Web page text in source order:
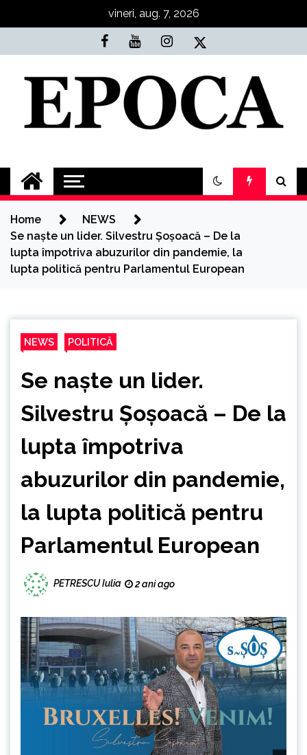
vineri, aug. 7, 2026
Epoca
Cele mai noi știri online din România
Home
NEWS
Se naște un lider. Silvestru Șoșoacă – De la
lupta împotriva abuzurilor din pandemie, la
lupta politică pentru Parlamentul European
NEWS POLITICĂ
Se naște un lider.
Silvestru Șoșoacă – De la
lupta împotriva
abuzurilor din pandemie,
la lupta politică pentru
Parlamentul European
PETRESCU Iulia 2 ani ago